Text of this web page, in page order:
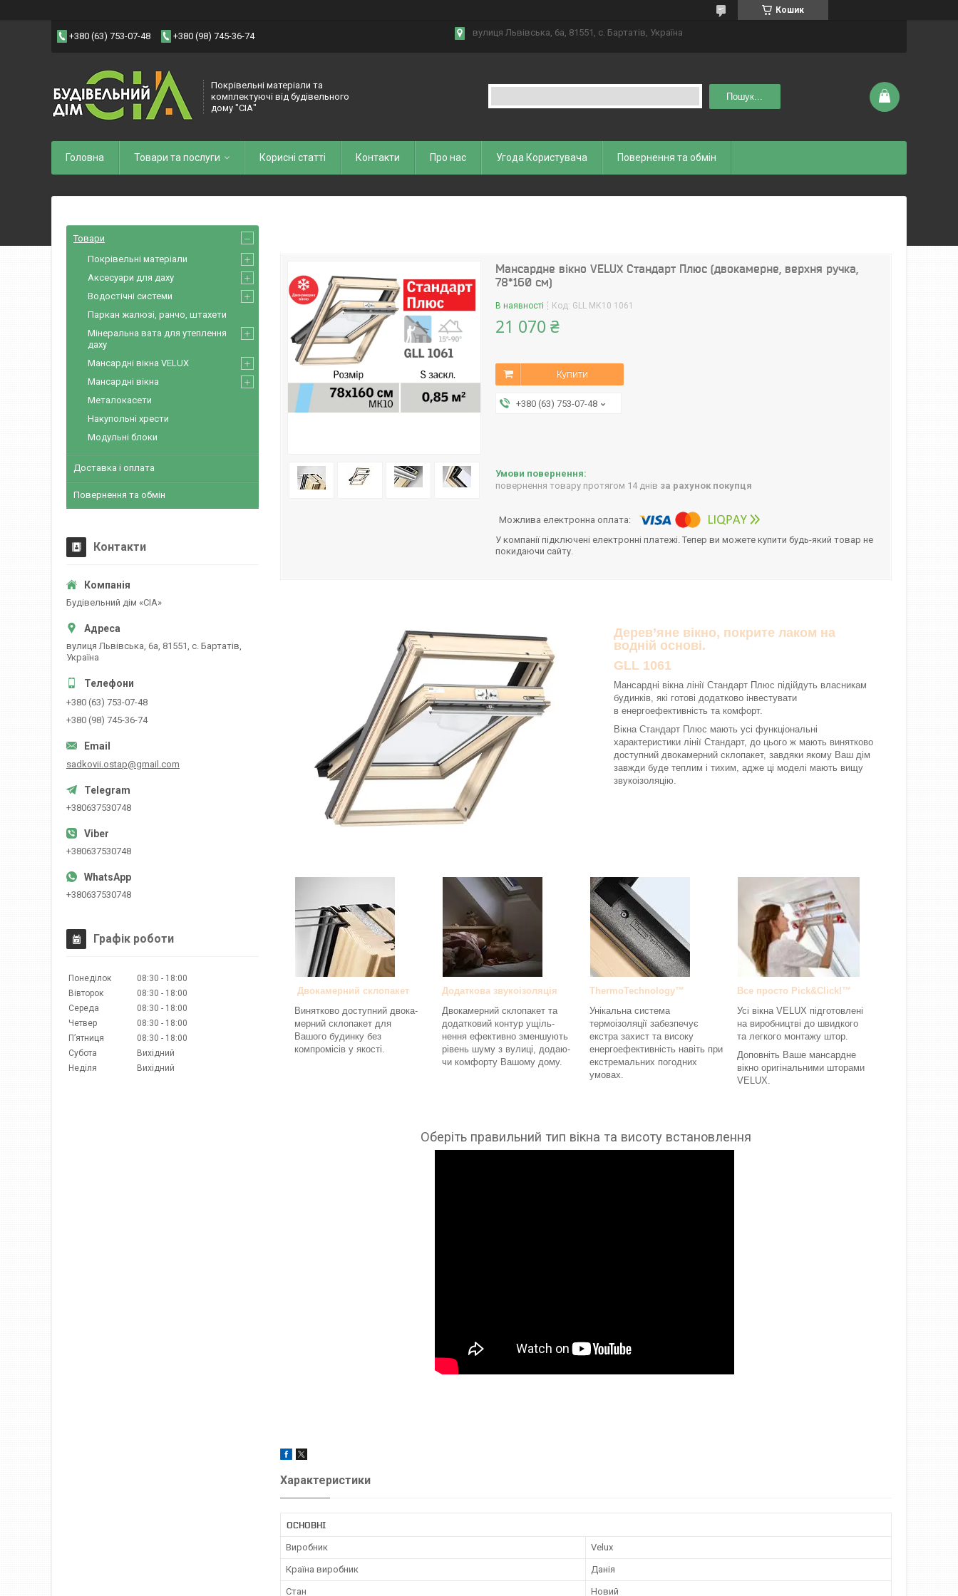
Кошик
+380 (63) 753-07-48 +380 (98) 745-36-74 вулиця Львівська, 6а, 81551, с. Бартатів, Україна
Покрівельні матеріали та
комплектуючі від будівельного
дому "СІА"
Пошук...
Головна Товари та послуги Корисні статті Контакти Про нас Угода Користувача Повернення та обмін
Мансардне вікно VELUX Стандарт Плюс (двокамерне, верхня ручка,
78*160 см)
В наявності Код: GLL MК10 1061
21 070 ₴
Купити
+380 (63) 753-07-48
повернення товару протягом 14 днів за рахунок покупця
У компанії підключені електронні платежі. Тепер ви можете купити будь-який товар не
покидаючи сайту.
Дерев’яне вікно, покрите лаком на
водній основі.
GLL 1061
Мансардні вікна лінії Стандарт Плюс підійдуть власникам
будинків, які готові додатково інвестувати
в енергоефективність та комфорт.
Вікна Стандарт Плюс мають усі функціональні
характеристики лінії Стандарт, до цього ж мають винятково
доступний двокамерний склопакет, завдяки якому Ваш дім
завжди буде теплим і тихим, адже ці моделі мають вищу
звукоізоляцію.
Двокамерний склопакет
Винятково доступний двока-
мерний склопакет для
Вашого будинку без
компромісів у якості.
Додаткова звукоізоляція
Двокамерний склопакет та
додатковий контур ущіль-
нення ефективно зменшують
рівень шуму з вулиці, додаю-
чи комфорту Вашому дому.
ThermoTechnology™
Унікальна система
термоізоляції забезпечує
екстра захист та високу
енергоефективність навіть при
екстремальних погодних
умовах.
Все просто Pick&Click!™
Усі вікна VELUX підготовлені
на виробництві до швидкого
та легкого монтажу штор.
Доповніть Ваше мансардне
вікно оригінальними шторами
VELUX.
Оберіть правильний тип вікна та висоту встановлення
Характеристики
ОСНОВНІ
Виробник Velux
Країна виробник Данія
Стан Новий
Товари
Покрівельні матеріали
Аксесуари для даху
Водостічні системи
Паркан жалюзі, ранчо, штахети
Мінеральна вата для утеплення
даху
Мансардні вікна VELUX
Мансардні вікна
Металокасети
Накупольні хрести
Модульні блоки
Доставка і оплата
Повернення та обмін
Контакти
Будівельний дім «CІА»
вулиця Львівська, 6а, 81551, с. Бартатів,
Україна
+380 (63) 753-07-48
+380 (98) 745-36-74
sadkovii.ostap@gmail.com
+380637530748
+380637530748
+380637530748
Графік роботи
Понеділок 08:30
18:00
Вівторок
08:30
18:00
Середа
08:30
18:00
Четвер
08:30
18:00
Пʼятниця
08:30
18:00
Субота
Вихідний
Неділя
Вихідний